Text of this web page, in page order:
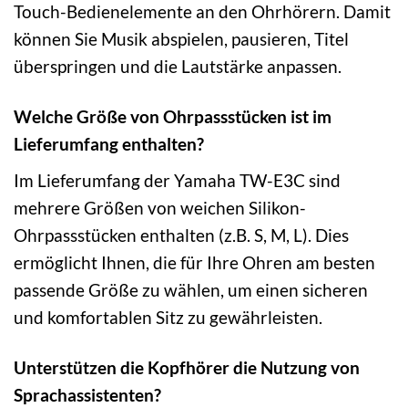
Touch-Bedienelemente an den Ohrhörern. Damit
können Sie Musik abspielen, pausieren, Titel
überspringen und die Lautstärke anpassen.
Welche Größe von Ohrpassstücken ist im
Lieferumfang enthalten?
Im Lieferumfang der Yamaha TW-E3C sind
mehrere Größen von weichen Silikon-
Ohrpassstücken enthalten (z.B. S, M, L). Dies
ermöglicht Ihnen, die für Ihre Ohren am besten
passende Größe zu wählen, um einen sicheren
und komfortablen Sitz zu gewährleisten.
Unterstützen die Kopfhörer die Nutzung von
Sprachassistenten?